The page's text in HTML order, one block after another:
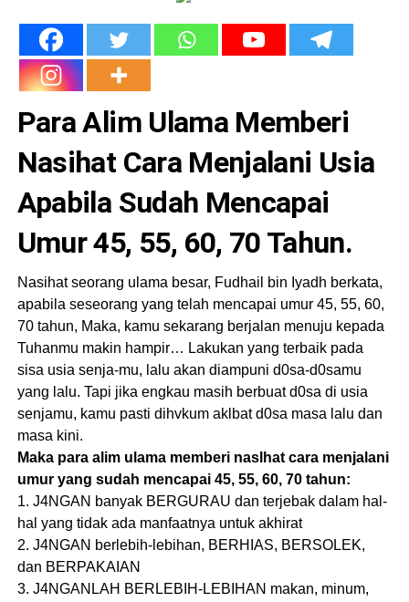
Para Alim Ulama Memberi
Nasihat Cara Menjalani Usia
Apabila Sudah Mencapai
Umur 45, 55, 60, 70 Tahun.
Nasihat seorang ulama besar, Fudhail bin Iyadh berkata,
apabila seseorang yang telah mencapai umur 45, 55, 60,
70 tahun, Maka, kamu sekarang berjalan menuju kepada
Tuhanmu makin hampir… Lakukan yang terbaik pada
sisa usia senja-mu, lalu akan diampuni d0sa-d0samu
yang lalu. Tapi jika engkau masih berbuat d0sa di usia
senjamu, kamu pasti dihvkum aklbat d0sa masa lalu dan
masa kini.
Maka para alim ulama memberi naslhat cara menjalani
umur yang sudah mencapai 45, 55, 60, 70 tahun:
1. J4NGAN banyak BERGURAU dan terjebak dalam hal-
hal yang tidak ada manfaatnya untuk akhirat
2. J4NGAN berlebih-lebihan, BERHIAS, BERSOLEK,
dan BERPAKAIAN
3. J4NGANLAH BERLEBIH-LEBIHAN makan, minum,